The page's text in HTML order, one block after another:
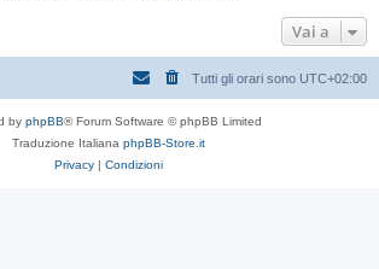
Vai a
Tutti gli orari sono UTC+02:00
by phpBB® Forum Software © phpBB Limited
Traduzione Italiana phpBB-Store.it
Privacy | Condizioni